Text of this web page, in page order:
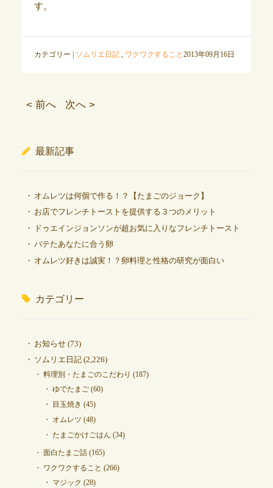
す。
カテゴリー | ソムリエ日記, ワクワクすること 2013年09月16日
< 前へ 次へ >
最新記事
オムレツは何個で作る！？【たまごのジョーク】
お店でフレンチトーストを提供する３つのメリット
ドゥエインジョンソンが超お気に入りなフレンチトースト
バテたあなたに合う卵
オムレツ好きは誠実！？卵料理と性格の研究が面白い
カテゴリー
お知らせ(73)
ソムリエ日記(2,226)
料理別・たまごのこだわり (187)
ゆでたまご(60)
目玉焼き (45)
オムレツ (48)
たまごかけごはん (34)
面白たまご話(165)
ワクワクすること (266)
マジック (28)